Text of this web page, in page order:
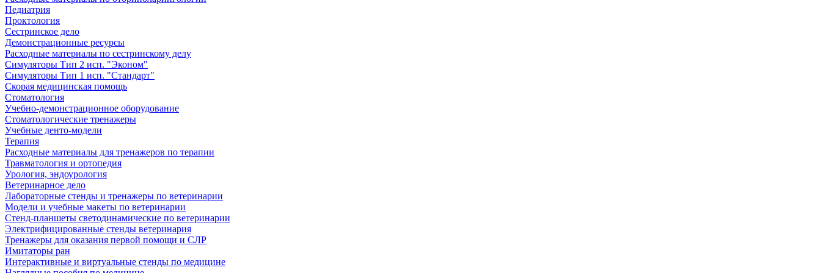
Педиатрия
Проктология
Сестринское дело
Демонстрационные ресурсы
Расходные материалы по сестринскому делу
Симуляторы Тип 2 исп. "Эконом"
Симуляторы Тип 1 исп. "Стандарт"
Скорая медицинская помощь
Стоматология
Учебно-демонстрационное оборудование
Стоматологические тренажеры
Учебные денто-модели
Терапия
Расходные материалы для тренажеров по терапии
Травматология и ортопедия
Урология, эндоурология
Ветеринарное дело
Лабораторные стенды и тренажеры по ветеринарии
Модели и учебные макеты по ветеринарии
Стенд-планшеты светодинамические по ветеринарии
Электрифицированные стенды ветеринария
Тренажеры для оказания первой помощи и СЛР
Имитаторы ран
Интерактивные и виртуальные стенды по медицине